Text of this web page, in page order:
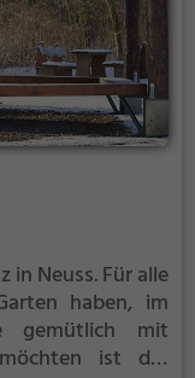
in Neuss.Für alle
haben, im
gemütlich mit
ist der